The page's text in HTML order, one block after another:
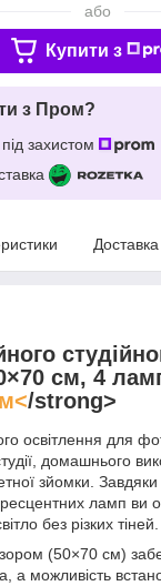
або
Купити з
з Пром?
захистом
Доставка
см, 4
/strong>
освітлення для
домашнього
зйомки.
ламп ви
без різких тіней.
(50×70 см)
а можливість